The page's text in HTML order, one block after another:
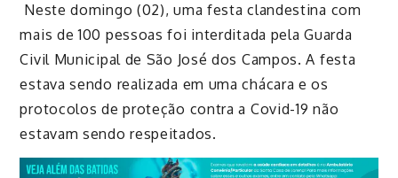
Neste domingo (02), uma festa clandestina com
mais de 100 pessoas foi interditada pela Guarda
Civil Municipal de São José dos Campos. A festa
estava sendo realizada em uma chácara e os
protocolos de proteção contra a Covid-19 não
estavam sendo respeitados.